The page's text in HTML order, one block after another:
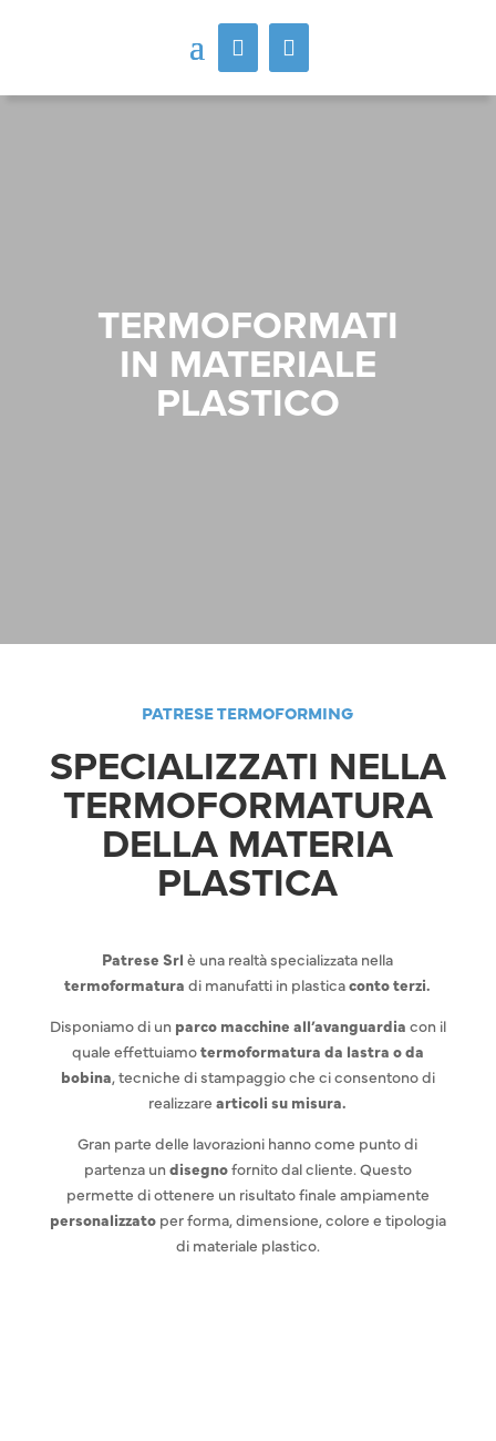
TERMOFORMATI
IN MATERIALE
PLASTICO
PATRESE TERMOFORMING
SPECIALIZZATI NELLA
TERMOFORMATURA
DELLA MATERIA
PLASTICA
Patrese Srl è una realtà specializzata nella
termoformatura di manufatti in plasticaconto terzi.
Disponiamo di un parco macchine all’avanguardia con il
quale effettuiamotermoformatura da lastra o da
bobina, tecniche di stampaggio che ci consentono di
realizzarearticoli su misura.
Gran parte delle lavorazioni hanno come punto di
partenza undisegnofornito dal cliente. Questo
permette di ottenere un risultato finale ampiamente
personalizzatoper forma, dimensione, colore e tipologia
di materiale plastico.